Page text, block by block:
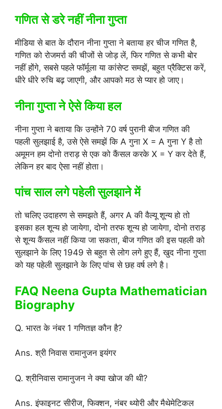
गणित से डरे नहीं नीना गुप्ता
मीडिया से बात के दौरान नीना गुप्ता ने बताया हर चीज गणित है,
गणित को रोजमर्रा की चीजों से जोड़ लें, फिर गणित से कभी बोर
नहीं होंगे, सबसे पहले फॉर्मूला या कांसेप्ट समझें, बहुत प्रैक्टिस करें,
धीरे धीरे रुचि बढ़ जाएगी, और आपको मठ से प्यार हो जाए।
नीना गुप्ता ने ऐसे किया हल
नीना गुप्ता ने बताया कि उन्होंने 70 वर्ष पुरानी बीज गणित की
पहली सुलझाई है, उसे ऐसे समझें कि A गुना X = A गुना Y है तो
अमूमन हम दोनो तराड़ से एक को कैंसल करके X = Y कर देते हैं,
लेकिन हर बाद ऐसा नहीं होता।
पांच साल लगे पहेली सुलझाने में
तो चलिए उदाहरण से समझते हैं, अगर A की वैल्यू शून्य हो तो
इसका हल शून्य हो जायेगा, दोनो तरफ शून्य हो जायेगा, दोनो तराड़
से शून्य कैंसल नहीं किया जा सकता, बीज गणित की इस पहली को
सुलझाने के लिए 1949 से बहुत से लोग लगे हुए हैं, खुद नीना गुप्ता
को यह पहेली सुलझाने के लिए पांच से छह वर्ष लगे है।
FAQ Neena Gupta Mathematician
Biography
Q. भारत के नंबर 1 गणितज्ञ कौन है?
Ans. श्री निवास रामानुजन इयंगर
Q. श्रीनिवास रामानुजन ने क्या खोज की थी?
Ans. इंफाइनट सीरीज, फिक्शन, नंबर थ्योरी और मैथेमेटिकल